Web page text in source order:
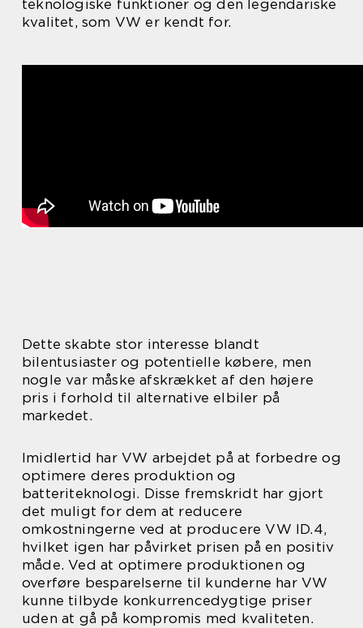
teknologiske funktioner og den legendariske
kvalitet, som VW er kendt for.
Dette skabte stor interesse blandt
bilentusiaster og potentielle købere, men
nogle var måske afskrækket af den højere
pris i forhold til alternative elbiler på
markedet.
Imidlertid har VW arbejdet på at forbedre og
optimere deres produktion og
batteriteknologi. Disse fremskridt har gjort
det muligt for dem at reducere
omkostningerne ved at producere VW ID.4,
hvilket igen har påvirket prisen på en positiv
måde. Ved at optimere produktionen og
overføre besparelserne til kunderne har VW
kunne tilbyde konkurrencedygtige priser
uden at gå på kompromis med kvaliteten.